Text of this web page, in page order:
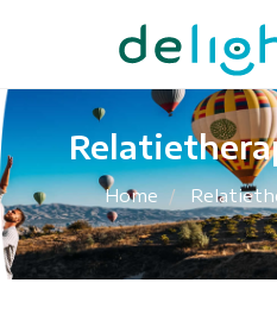
085 130 1482
info@delights.nu
Home